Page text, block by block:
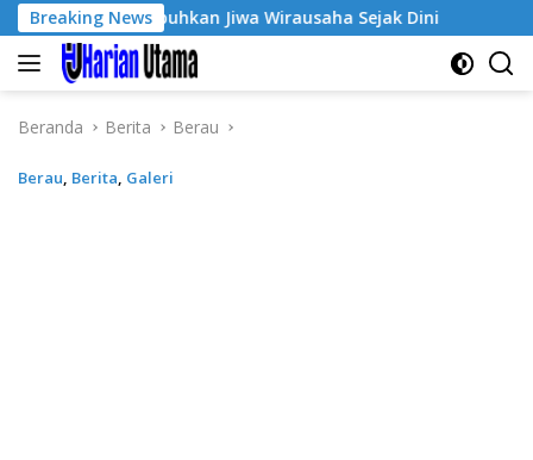
Langsung
ke
konten
Breaking News
Tumbuhkan Jiwa Wirausaha Sejak Dini GratisPol
Beranda Berita Berau
Berau, Berita, Galeri